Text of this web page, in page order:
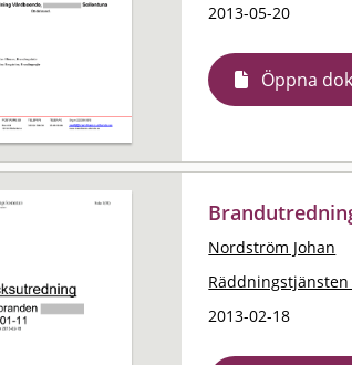
2013-05-20
Öppna
Nordström Johan
2013-02-18